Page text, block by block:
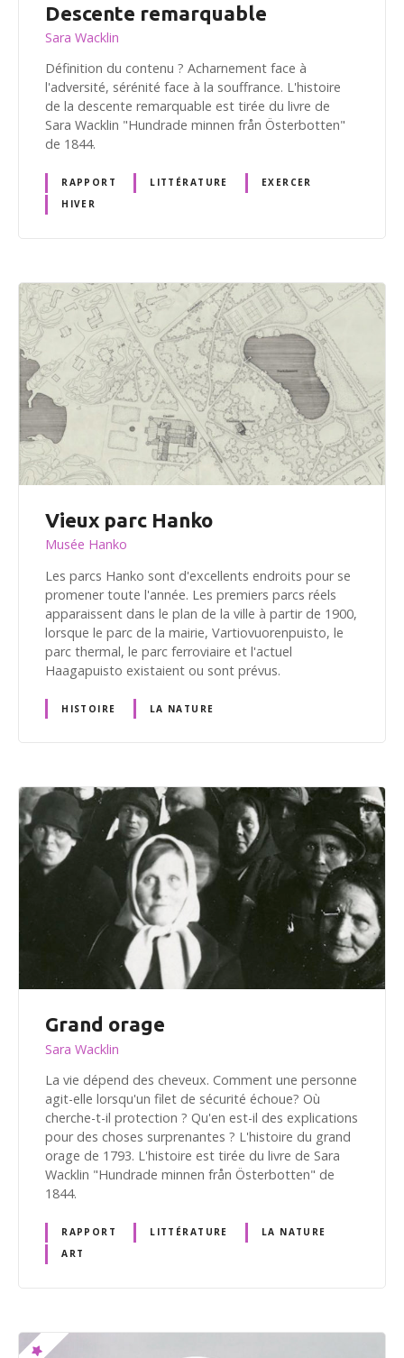
Descente remarquable
Sara Wacklin
Définition du contenu ? Acharnement face à
l'adversité, sérénité face à la souffrance. L'histoire
de la descente remarquable est tirée du livre de
Sara Wacklin "Hundrade minnen från Österbotten"
de 1844.
RAPPORT LITTÉRATURE
EXERCER
HIVER
Vieux parc Hanko
Musée Hanko
Les parcs Hanko sont d'excellents endroits pour se
promener toute l'année. Les premiers parcs réels
apparaissent dans le plan de la ville à partir de 1900,
lorsque le parc de la mairie, Vartiovuorenpuisto, le
parc thermal, le parc ferroviaire et l'actuel
Haagapuisto existaient ou sont prévus.
HISTOIRE LA NATURE
Grand orage
Sara Wacklin
La vie dépend des cheveux. Comment une personne
agit-elle lorsqu'un filet de sécurité échoue? Où
cherche-t-il protection ? Qu'en est-il des explications
pour des choses surprenantes ? L'histoire du grand
orage de 1793. L'histoire est tirée du livre de Sara
Wacklin "Hundrade minnen från Österbotten" de
1844.
RAPPORT LITTÉRATURE
LA NATURE
ART